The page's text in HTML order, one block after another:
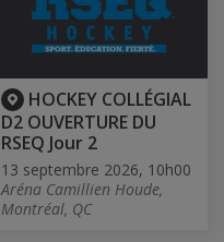
HOCKEY COLLÉGIAL
D2 OUVERTURE DU
RSEQ Jour 2
13 septembre 2026, 10h00
Aréna Camillien Houde,
Montréal, QC